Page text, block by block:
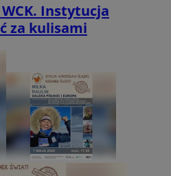
Instytucja
za kulisami